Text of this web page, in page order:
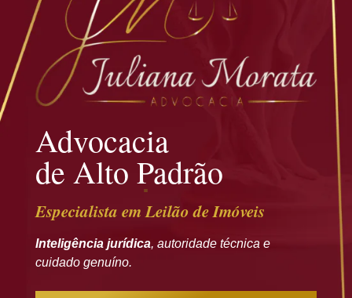
Advocacia
de Alto Padrão
Especialista em Leilão de Imóveis
Inteligência jurídica, autoridade técnica e
cuidado genuíno.